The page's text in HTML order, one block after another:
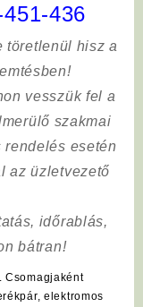
436
töretlenül hisz a
vesszük fel a
szakmai
rendelés esetén
az üzletvezető
időrablás,
bátran!
Csomagjaként
elektromos